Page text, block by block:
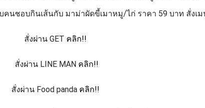
คนชอบกินเส้นกับ มาม่าผัดขี้เมาหมู/ไก่ ราคา 59 บาท สั่งเ
สั่งผ่าน GET คลิก!!
สั่งผ่าน LINE MAN คลิก!!
สั่งผ่าน Food panda คลิก!!